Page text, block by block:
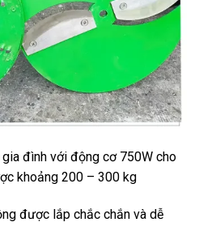
đình với động cơ 750W cho
khoảng 200 – 300 kg
được lắp chắc chắn và dễ